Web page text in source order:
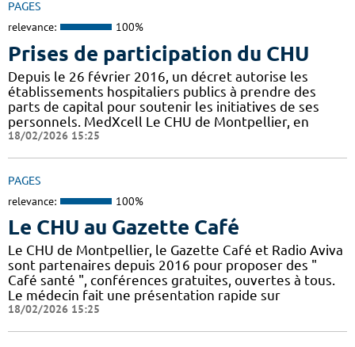
PAGES
relevance: 100%
Prises de participation du CHU
Depuis le 26 février 2016, un décret autorise les
établissements hospitaliers publics à prendre des
parts de capital pour soutenir les initiatives de ses
personnels. MedXcell Le CHU de Montpellier, en
18/02/2026 15:25
PAGES
relevance: 100%
Le CHU au Gazette Café
Le CHU de Montpellier, le Gazette Café et Radio Aviva
sont partenaires depuis 2016 pour proposer des "
Café santé ", conférences gratuites, ouvertes à tous.
Le médecin fait une présentation rapide sur
18/02/2026 15:25